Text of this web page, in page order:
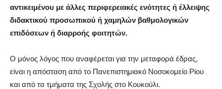
αντικειμένου με άλλες περιφερειακές ενότητες ή έλλειψης
διδακτικού προσωπικού ή χαμηλών βαθμολογικών
επιδόσεων ή διαρροής φοιτητών.
Ο μόνος λόγος που αναφέρεται για την μεταφορά έδρας,
είναι η απόσταση από το Πανεπιστημιακό Νοσοκομείο Ρίου
και από τα τμήματα της Σχολής στο Κουκούλι.